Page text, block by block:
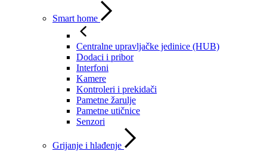
Smart home
Centralne upravljačke jedinice (HUB)
Dodaci i pribor
Interfoni
Kamere
Kontroleri i prekidači
Pametne žarulje
Pametne utičnice
Senzori
Grijanje i hlađenje